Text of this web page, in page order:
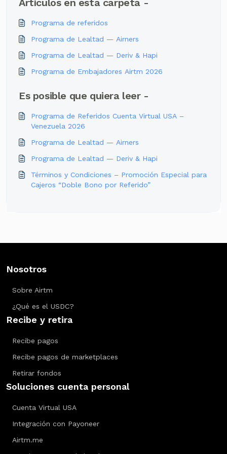
Artículos en esta carpeta -
Programa de referidos
Programa de Lealtad — Airners
Programa de Lealtad — Deriv & Hapi
Programa de Embajadores Airtm 2026
Es posible que quiera leer -
Programa de Referidos Cuenta Virtual USA –
Venezuela 2026
Programa de Lealtad — Airners
Programa de Lealtad — Deriv & Hapi
Términos y Condiciones – Promoción Especial para
Cajeros “Doble Bono por Referido”
Nosotros
Sobre Airtm
¿Qué es el USDC?
Recibe y retira
Recibe pagos
Recibe pagos de marketplaces
Retirar fondos
Soluciones cuenta personal
Cuenta Virtual USA
Integración con Payoneer
Airtm.me